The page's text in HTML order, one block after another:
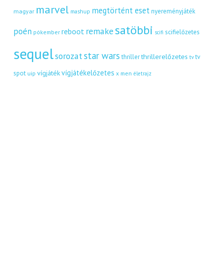
magyar marvel mashup megtörtént eset nyereményjáték
poén pókember reboot remakesatöbbi scifi scifielőzetes
sequelsorozatstar wars thriller thrillerelőzetes tv tv
spot uip vígjátékvígjátékelőzetes x men életrajz